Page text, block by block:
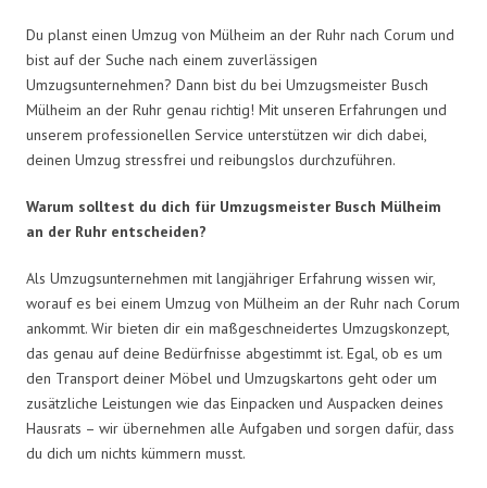
Du planst einen Umzug von Mülheim an der Ruhr nach Corum und
bist auf der Suche nach einem zuverlässigen
Umzugsunternehmen? Dann bist du bei Umzugsmeister Busch
Mülheim an der Ruhr genau richtig! Mit unseren Erfahrungen und
unserem professionellen Service unterstützen wir dich dabei,
deinen Umzug stressfrei und reibungslos durchzuführen.
Warum solltest du dich für Umzugsmeister Busch Mülheim
an der Ruhr entscheiden?
Als Umzugsunternehmen mit langjähriger Erfahrung wissen wir,
worauf es bei einem Umzug von Mülheim an der Ruhr nach Corum
ankommt. Wir bieten dir ein maßgeschneidertes Umzugskonzept,
das genau auf deine Bedürfnisse abgestimmt ist. Egal, ob es um
den Transport deiner Möbel und Umzugskartons geht oder um
zusätzliche Leistungen wie das Einpacken und Auspacken deines
Hausrats – wir übernehmen alle Aufgaben und sorgen dafür, dass
du dich um nichts kümmern musst.